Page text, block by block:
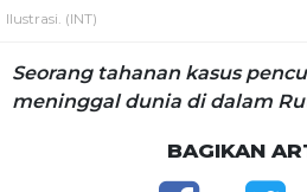
Ilustrasi. (INT)
Seorang tahanan kasus
meninggal dunia di dalam
BAGIKAN